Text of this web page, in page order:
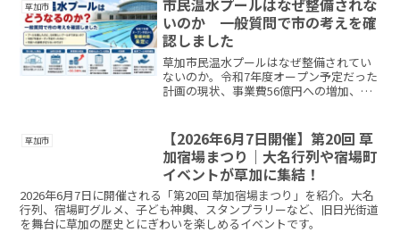
草加市
市民温水プールはなぜ整備されな
いのか 一般質問で市の考えを確
認しました
草加市民温水プールはなぜ整備されてい
ないのか。令和7年度オープン予定だった
計画の現状、事業費56億円への増加、建
とに解説します。
草加市
【2026年6月7日開催】第20回 草
加宿場まつり｜大名行列や宿場町
イベントが草加に集結！
2026年6月7日に開催される「第20回 草加宿場まつり」を紹介。大名
行列、宿場町グルメ、子ども神輿、スタンプラリーなど、旧日光街道
を舞台に草加の歴史とにぎわいを楽しめるイベントです。